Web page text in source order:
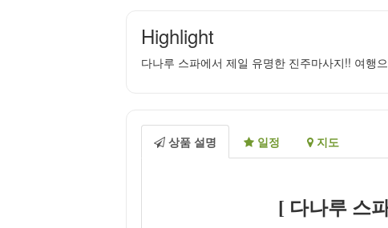
Highlight
다나루 스파에서 제일 유명한 진주마사지!! 여행
상품 설명 일정 지도
[ 다나루 스